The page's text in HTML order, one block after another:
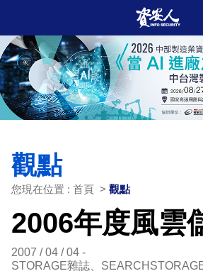
觀點
您現在位置 : 首頁 > 觀點
2006年度風雲
2007 / 04 / 04
STORAGE雜誌、